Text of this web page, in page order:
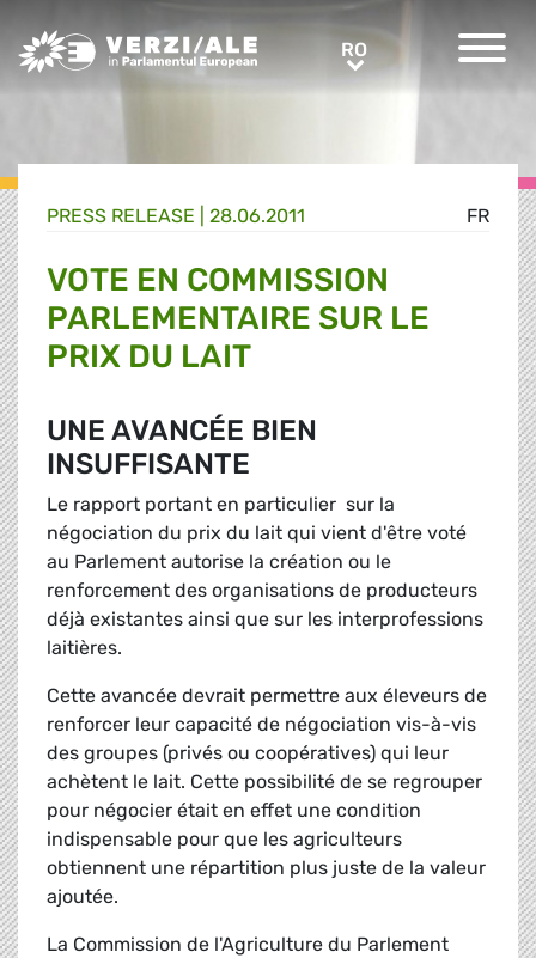
Greens/EFA Home RORO
FR
PRESS RELEASE | 28.06.2011
VOTE EN COMMISSION
PARLEMENTAIRE SUR LE
PRIX DU LAIT
UNE AVANCÉE BIEN
INSUFFISANTE
Le rapport portant en particulier sur la
négociation du prix du lait qui vient d'être voté
au Parlement autorise la création ou le
renforcement des organisations de producteurs
déjà existantes ainsi que sur les interprofessions
laitières.
Cette avancée devrait permettre aux éleveurs de
renforcer leur capacité de négociation vis-à-vis
des groupes (privés ou coopératives) qui leur
achètent le lait. Cette possibilité de se regrouper
pour négocier était en effet une condition
indispensable pour que les agriculteurs
obtiennent une répartition plus juste de la valeur
ajoutée.
La Commission de l'Agriculture du Parlement